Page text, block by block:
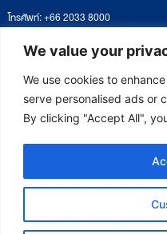
We value your
We use cookies to
serve personalised ads or
By clicking "Accept All",
โทรศัพท์: +66 2033 8000
เวลาทำการ: จันทร์ – ศุกร์
09:00 – 17:00 น.
ติดตามหนังสือหรือยื่นเอกสาร
saraban@eeco.or.th
Copyright © 2025 Eastern